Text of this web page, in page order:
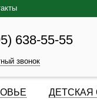
638-55-55
звонок